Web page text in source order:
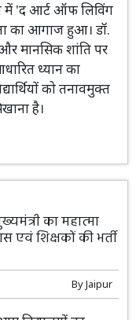
में 'द आर्ट ऑफ लिविंग
का आगाज हुआ। डॉ.
मानसिक शांति पर
ध्यान का
को तनावमुक्त
है।
का महात्मा
एवं शिक्षकों की भर्ती
ByJaipur